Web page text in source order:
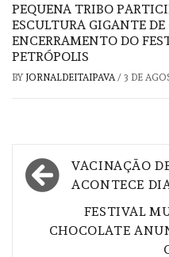
PEQUENA TRIBO
ESCULTURA GIGANTE
ENCERRAMENTO DO
PETRÓPOLIS
BY JORNALDEITAIPAVA / 3 DE
Navegação
de
VACINAÇÃO
ACONTECE
FESTIVAL
CHOCOLATE